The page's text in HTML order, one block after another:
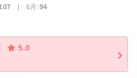
| 6月:94
5.0